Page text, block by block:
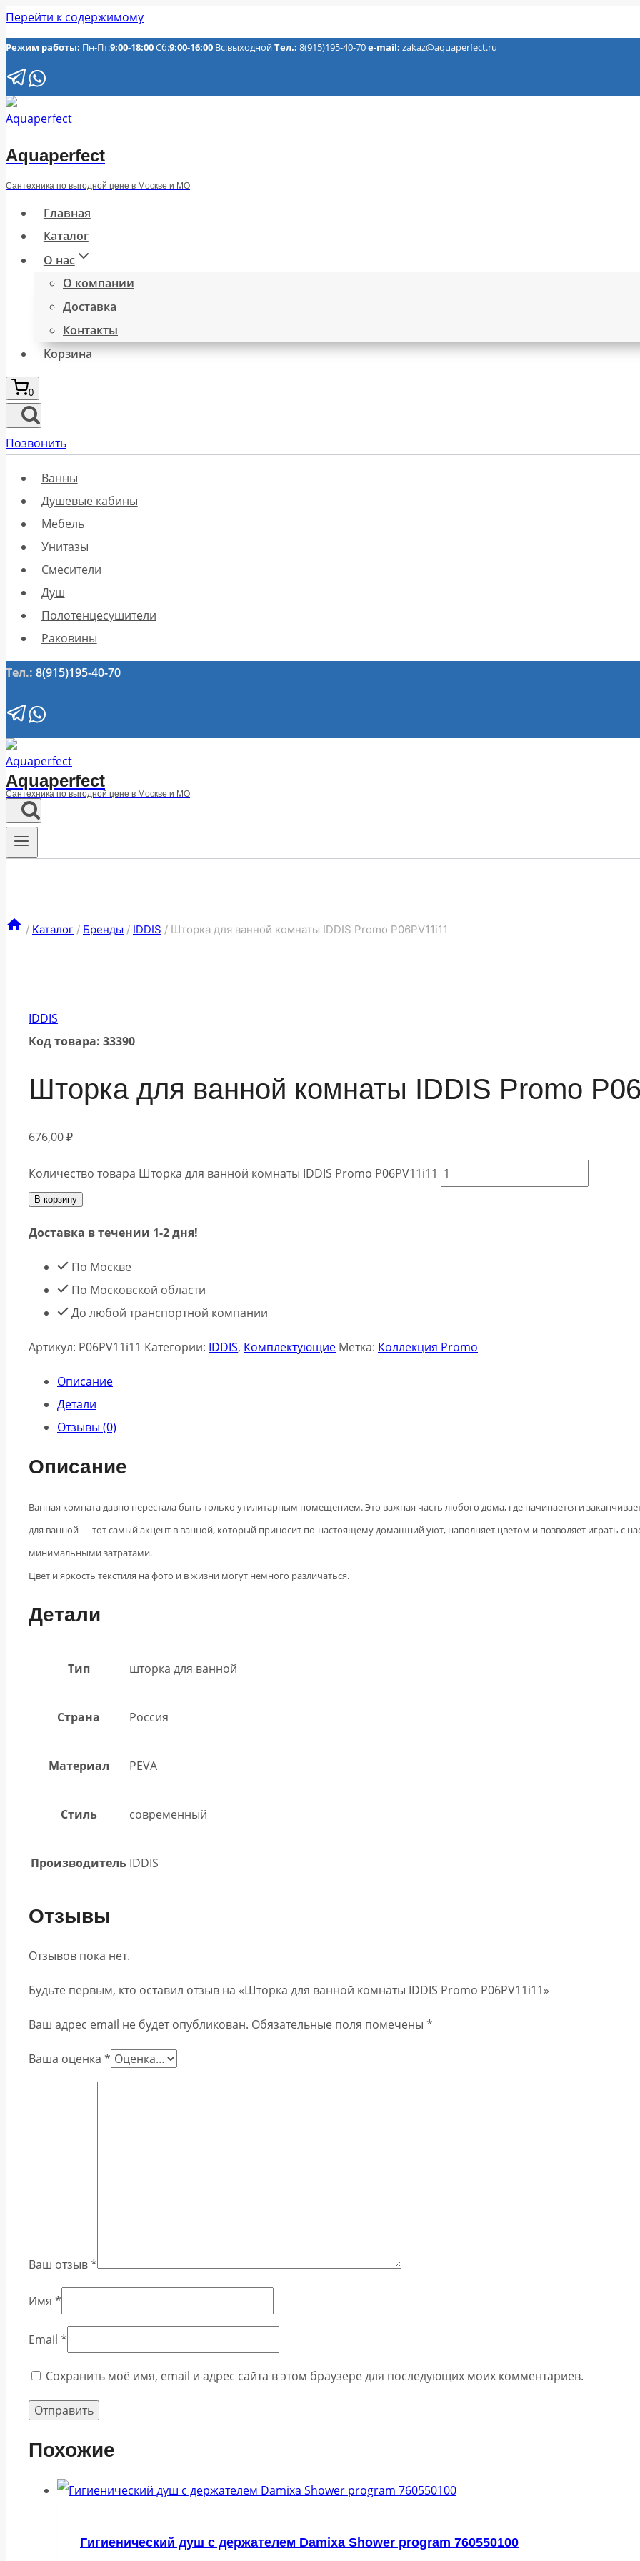
Перейти к содержимому
Режим работы: Пн-Пт:9:00-18:00Сб:9:00-16:00 Вс:выходнойТел.: 8(915)195-40-70e-mail: zakaz@aquaperfect.ru
Aquaperfect
Сантехника по выгодной цене в Москве и МО
Главная
Каталог
О нас
О компании
Доставка
Контакты
Корзина
0
Позвонить
Ванны
Душевые кабины
Мебель
Унитазы
Смесители
Душ
Полотенцесушители
Раковины
Тел.: 8(915)195-40-70
Aquaperfect
Сантехника по выгодной цене в Москве и МО
/ Каталог / Бренды / IDDIS / Шторка для ванной комнаты IDDIS Promo P06PV11i11
IDDIS
Код товара: 33390
Шторка для ванной комнаты IDDIS Promo
676,00₽
Количество товара Шторка для ванной комнаты IDDIS Promo P06PV11i11
В корзину
Доставка в течении 1-2 дня!
По Москве
По Московской области
До любой транспортной компании
Артикул: P06PV11i11 Категории: IDDIS, Комплектующие Метка: Коллекция Promo
Описание
Детали
Отзывы (0)
Описание
Ванная комната давно перестала быть только утилитарным помещением. Это важная часть любого дома, где начинается и
для ванной — тот самый акцент в ванной, который приносит по-настоящему домашний уют, наполняет цветом и позволяет играть с
минимальными затратами.
Цвет и яркость текстиля на фото и в жизни могут немного различаться.
Детали
Тип шторка для ванной
Страна Россия
Материал PEVA
Стиль современный
Производитель IDDIS
Отзывы
Отзывов пока нет.
Будьте первым, кто оставил отзыв на «Шторка для ванной комнаты IDDIS Promo P06PV11i11»
Ваш адрес email не будет опубликован. Обязательные поля помечены *
Ваша оценка *
Ваш отзыв*
Имя *
Email *
Сохранить моё имя, email и адрес сайта в этом браузере для последующих моих комментариев.
Похожие
Гигиенический душ с держателем Damixa Shower program 760550100